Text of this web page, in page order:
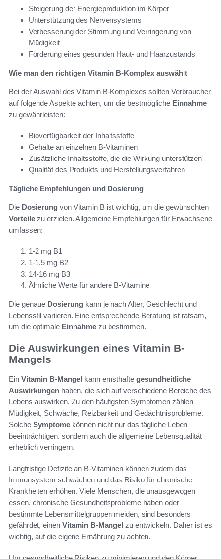
Steigerung der Energieproduktion im Körper
Unterstützung des Nervensystems
Verbesserung der Stimmung und Verringerung von
Müdigkeit
Förderung eines gesunden Haut- und Haarzustands
Wie man den richtigen Vitamin B-Komplex auswählt
Bei der Auswahl des Vitamin B-Komplexes sollten Verbraucher
auf folgende Aspekte achten, um die bestmögliche Einnahme
zu gewährleisten:
Bioverfügbarkeit der Inhaltsstoffe
Gehalte an einzelnen B-Vitaminen
Zusätzliche Inhaltsstoffe, die die Wirkung unterstützen
Qualität des Produkts und Herstellungsverfahren
Tägliche Empfehlungen und Dosierung
Die Dosierung von Vitamin B ist wichtig, um die gewünschten
Vorteile zu erzielen. Allgemeine Empfehlungen für Erwachsene
umfassen:
1-2 mg B1
1-1,5 mg B2
14-16 mg B3
Ähnliche Werte für andere B-Vitamine
Die genaue Dosierung kann je nach Alter, Geschlecht und
Lebensstil variieren. Eine entsprechende Beratung ist ratsam,
um die optimale Einnahme zu bestimmen.
Die Auswirkungen eines Vitamin B-
Mangels
Ein Vitamin B-Mangel kann ernsthafte gesundheitliche
Auswirkungen haben, die sich auf verschiedene Bereiche des
Lebens auswirken. Zu den häufigsten Symptomen zählen
Müdigkeit, Schwäche, Reizbarkeit und Gedächtnisprobleme.
Solche Symptome können nicht nur das tägliche Leben
beeinträchtigen, sondern auch die allgemeine Lebensqualität
erheblich verringern.
Langfristige Defizite an B-Vitaminen können zudem das
Immunsystem schwächen und das Risiko für chronische
Krankheiten erhöhen. Viele Menschen, die unausgewogen
essen, chronische Gesundheitsprobleme haben oder
bestimmte Lebensmittelgruppen meiden, sind besonders
gefährdet, einen Vitamin B-Mangel zu entwickeln. Daher ist es
wichtig, auf die eigene Ernährung zu achten.